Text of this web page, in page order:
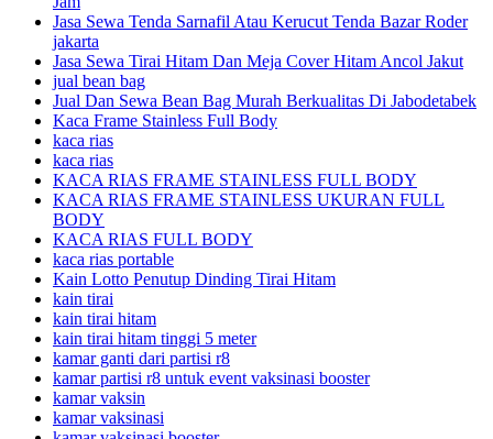
Jasa Sewa Tenda Sarnafil Atau Kerucut Tenda Bazar Roder
jakarta
Jasa Sewa Tirai Hitam Dan Meja Cover Hitam Ancol Jakut
jual bean bag
Jual Dan Sewa Bean Bag Murah Berkualitas Di Jabodetabek
Kaca Frame Stainless Full Body
kaca rias
kaca rias
KACA RIAS FRAME STAINLESS FULL BODY
KACA RIAS FRAME STAINLESS UKURAN FULL
BODY
KACA RIAS FULL BODY
kaca rias portable
Kain Lotto Penutup Dinding Tirai Hitam
kain tirai
kain tirai hitam
kain tirai hitam tinggi 5 meter
kamar ganti dari partisi r8
kamar partisi r8 untuk event vaksinasi booster
kamar vaksin
kamar vaksinasi